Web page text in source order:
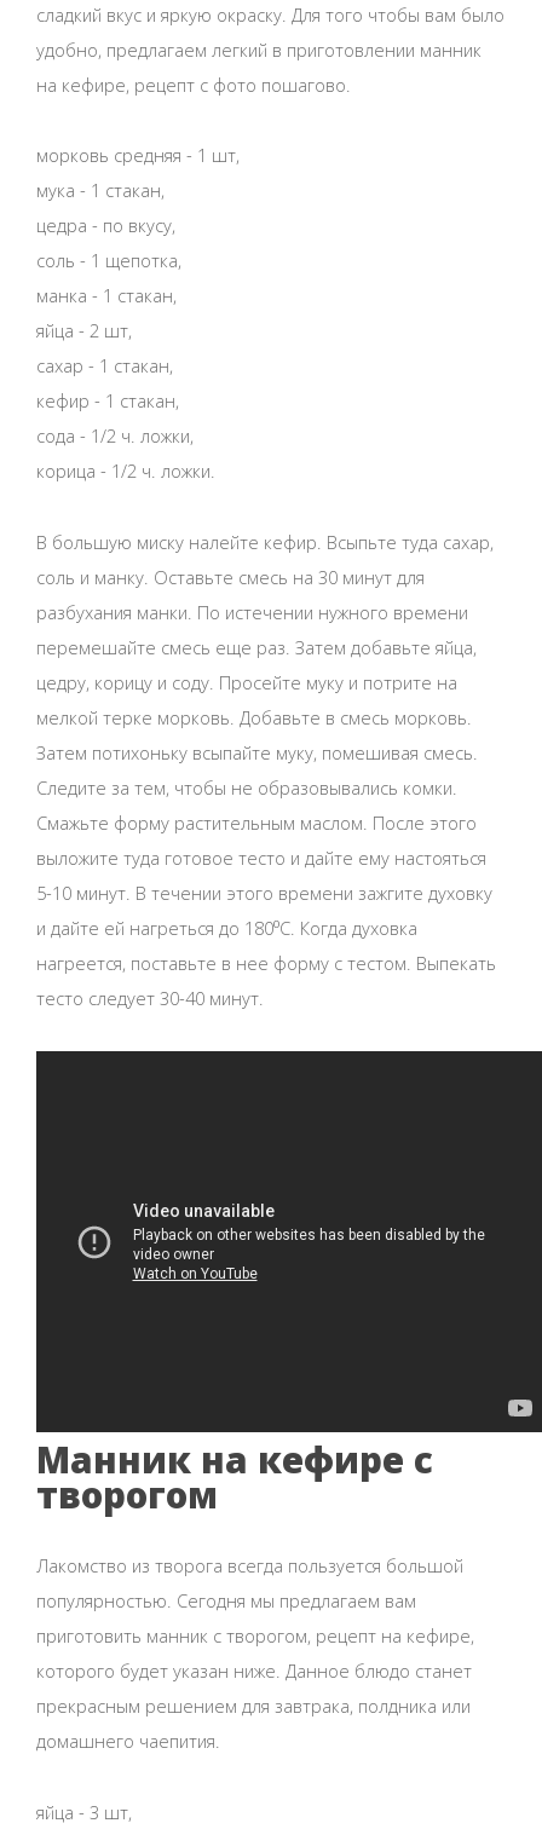
сладкий вкус и яркую окраску. Для того чтобы вам было
удобно, предлагаем легкий в приготовлении манник
на кефире, рецепт с фото пошагово.
морковь средняя - 1 шт,
мука - 1 стакан,
цедра - по вкусу,
соль - 1 щепотка,
манка - 1 стакан,
яйца - 2 шт,
сахар - 1 стакан,
кефир - 1 стакан,
сода - 1/2 ч. ложки,
корица - 1/2 ч. ложки.
В большую миску налейте кефир. Всыпьте туда сахар,
соль и манку. Оставьте смесь на 30 минут для
разбухания манки. По истечении нужного времени
перемешайте смесь еще раз. Затем добавьте яйца,
цедру, корицу и соду. Просейте муку и потрите на
мелкой терке морковь. Добавьте в смесь морковь.
Затем потихоньку всыпайте муку, помешивая смесь.
Следите за тем, чтобы не образовывались комки.
Смажьте форму растительным маслом. После этого
выложите туда готовое тесто и дайте ему настояться
5-10 минут. В течении этого времени зажгите духовку
и дайте ей нагреться до 180⁰C. Когда духовка
нагреется, поставьте в нее форму с тестом. Выпекать
тесто следует 30-40 минут.
Манник на кефире с
творогом
Лакомство из творога всегда пользуется большой
популярностью. Сегодня мы предлагаем вам
приготовить манник с творогом, рецепт на кефире,
которого будет указан ниже. Данное блюдо станет
прекрасным решением для завтрака, полдника или
домашнего чаепития.
яйца - 3 шт,